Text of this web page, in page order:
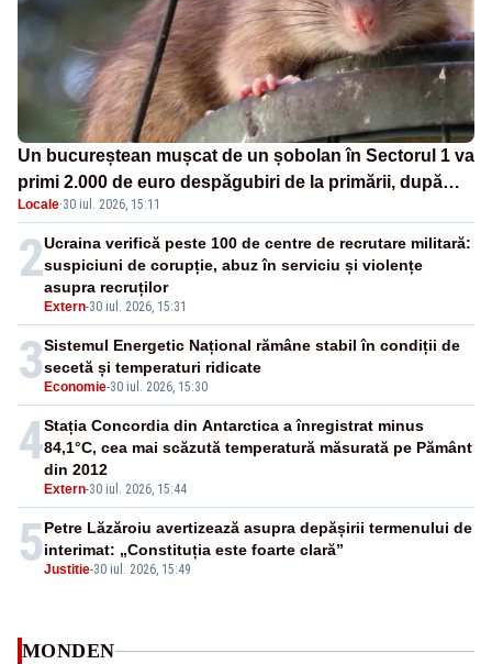
Un bucureștean mușcat de un șobolan în Sectorul 1 va
primi 2.000 de euro despăgubiri de la primării, după
cinci ani de procese
Locale·30 iul. 2026, 15:11
2
Extern-30 iul. 2026, 15:31
Ucraina verifică peste 100 de centre de recrutare militară:
suspiciuni de corupție, abuz în serviciu și violențe
asupra recruților
3 Economie-30 iul. 2026, 15:30
Sistemul Energetic Național rămâne stabil în condiții de
secetă și temperaturi ridicate
4
Extern-30 iul. 2026, 15:44
Stația Concordia din Antarctica a înregistrat minus
84,1°C, cea mai scăzută temperatură măsurată pe Pământ
din 2012
5Justitie-30 iul. 2026, 15:49
Petre Lăzăroiu avertizează asupra depășirii termenului de
interimat: „Constituția este foarte clară”
MONDEN